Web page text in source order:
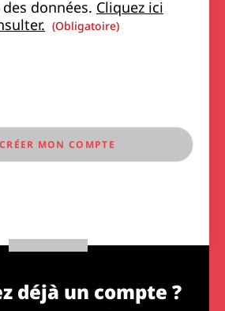
données. Cliquez ici
(obligatoire)
CRÉER MON COMPTE
déjà un compte ?